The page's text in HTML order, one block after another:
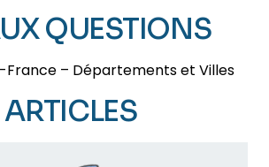
QUESTIONS
France – Départements et Villes
ARTICLES